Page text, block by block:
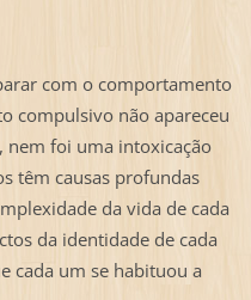
com o comportamento
compulsivo não apareceu
nem foi uma intoxicação
têm causas profundas
da vida de cada
da identidade de cada
cada um se habituou a